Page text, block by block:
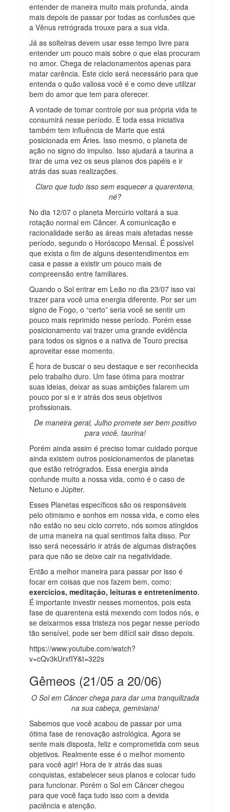
entender de maneira muito mais profunda, ainda
mais depois de passar por todas as confusões que
a Vênus retrógrada trouxe para a sua vida.
Já as solteiras devem usar esse tempo livre para
entender um pouco mais sobre o que elas procuram
no amor. Chega de relacionamentos apenas para
matar carência. Este ciclo será necessário para que
entenda o quão valiosa você é e como deve utilizar
bem do amor que tem para oferecer.
A vontade de tomar controle por sua própria vida te
consumirá nesse período. E toda essa iniciativa
também tem influência de Marte que está
posicionada em Áries. Isso mesmo, o planeta de
ação no signo do impulso. Isso ajudará a taurina a
tirar de uma vez os seus planos dos papéis e ir
atrás das suas realizações.
Claro que tudo isso sem esquecer a quarentena,
né?
No dia 12/07 o planeta Mercúrio voltará a sua
rotação normal em Câncer. A comunicação e
racionalidade serão as áreas mais afetadas nesse
período, segundo o Horóscopo Mensal. É possível
que exista o fim de alguns desentendimentos em
casa e passe a existir um pouco mais de
compreensão entre familiares.
Quando o Sol entrar em Leão no dia 23/07 isso vai
trazer para você uma energia diferente. Por ser um
signo de Fogo, o “certo” seria você se sentir um
pouco mais reprimido nesse período. Porém esse
posicionamento vai trazer uma grande evidência
para todos os signos e a nativa de Touro precisa
aproveitar esse momento.
É hora de buscar o seu destaque e ser reconhecida
pelo trabalho duro. Um fase ótima para mostrar
suas ideias, deixar as suas ambições falarem um
pouco por si e ir atrás dos seus objetivos
profissionais.
De maneira geral, Julho promete ser bem positivo
para você, taurina!
Porém ainda assim é preciso tomar cuidado porque
ainda existem outros posicionamentos de planetas
que estão retrógrados. Essa energia ainda
confunde muito a nossa vida, como é o caso de
Netuno e Júpiter.
Esses Planetas específicos são os responsáveis
pelo otimismo e sonhos em nossa vida, e como eles
não estão no seu ciclo correto, nós somos atingidos
de uma maneira na qual sentimos falta disso. Por
isso será necessário ir atrás de algumas distrações
para que não se deixe cair na negatividade.
Então a melhor maneira para passar por isso é
focar em coisas que nos fazem bem, como:
exercícios, meditação, leituras e entretenimento.
É importante investir nesses momentos, pois esta
fase de quarentena está mexendo com todos nós, e
se deixarmos essa tristeza nos pegar nesse período
tão sensível, pode ser bem difícil sair disso depois.
https://www.youtube.com/watch?
v=cQv3kUrxfIY&t=322s
Gêmeos (21/05 a 20/06)
O Sol em Câncer chega para dar uma tranquilizada
na sua cabeça, geminiana!
Sabemos que você acabou de passar por uma
ótima fase de renovação astrológica. Agora se
sente mais disposta, feliz e comprometida com seus
objetivos. Realmente esse é o melhor momento
para você agir! Hora de ir atrás das suas
conquistas, estabelecer seus planos e colocar tudo
para funcionar. Porém o Sol em Câncer chegou
para que você faça tudo isso com a devida
paciência e atenção.